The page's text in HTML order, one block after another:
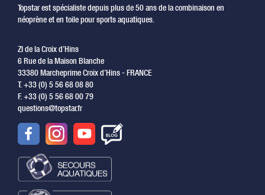
Topstar est spécialiste depuis plus de 50 ans de la combinaison en
néoprène et en toile pour sports aquatiques.
ZI de la Croix d’Hins
6 Rue de la Maison Blanche
33380 Marcheprime Croix d’Hins - FRANCE
T. +33 (0) 5 56 68 08 80
F. +33 (0) 5 56 68 00 79
questions@topstar.fr